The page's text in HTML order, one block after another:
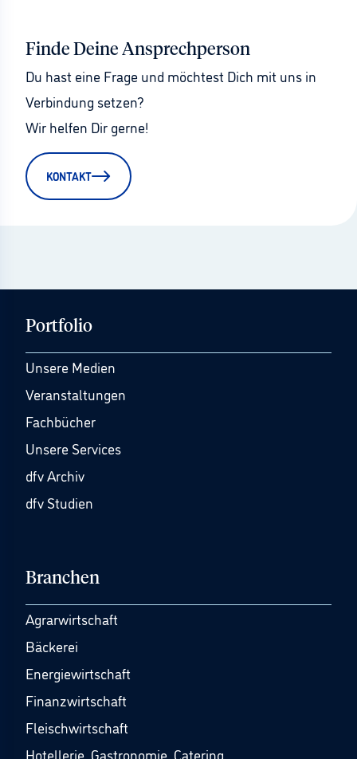
Finde Deine Ansprechperson
Du hast eine Frage und möchtest Dich mit uns in
Verbindung setzen?
Wir helfen Dir gerne!
KONTAKT
Portfolio
Unsere Medien
Veranstaltungen
Fachbücher
Unsere Services
dfv Archiv
dfv Studien
Branchen
Agrarwirtschaft
Bäckerei
Energiewirtschaft
Finanzwirtschaft
Fleischwirtschaft
Hotellerie, Gastronomie, Catering